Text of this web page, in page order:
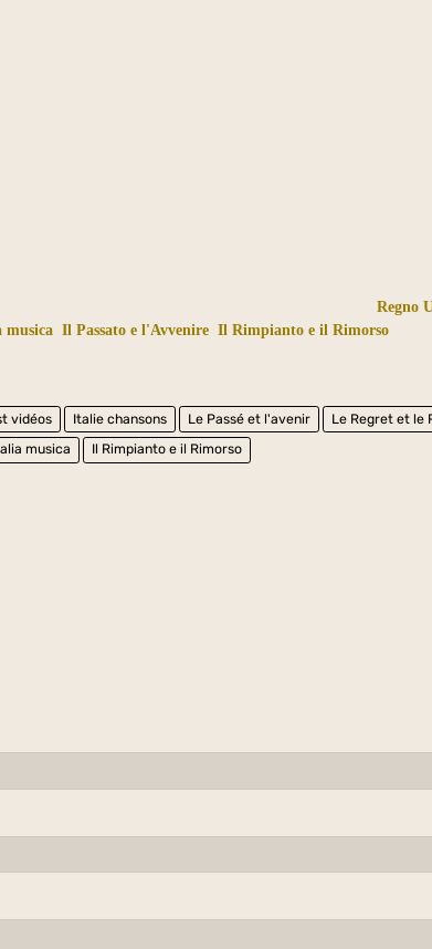
Regno
musica Il Passato e l'Avvenire Il Rimpianto e il Rimorso
vidéos Italie chansons Le Passé et l'avenir
Le Regret et le
musica
Il Rimpianto e il Rimorso